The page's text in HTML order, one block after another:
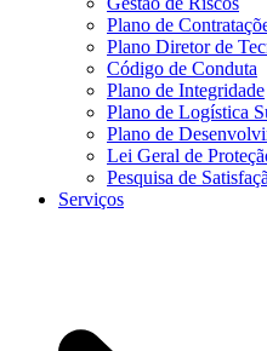
Plano de
Plano Diretor de
Código de Conduta
Plano de Integridade
Plano de Logística
Plano de
Lei Geral de
Pesquisa de
Serviços